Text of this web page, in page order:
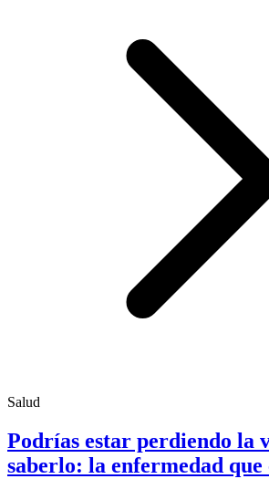
Salud
Podrías estar perdiendo la
saberlo: la enfermedad que